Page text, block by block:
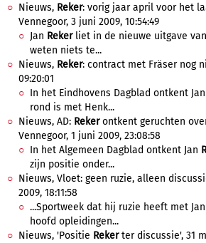
Nieuws, Reker: vorig jaar april voor het
Vennegoor, 3 juni 2009, 10:54:49
Jan Rekerliet in de nieuwe uitgave
weten niets te...
Nieuws, Reker: contract met Fräser nog
09:20:01
In het Eindhovens Dagblad ontkent Jan
rond is met Henk...
Nieuws, AD: Rekerontkent geruchten
Vennegoor, 1 juni 2009, 23:08:58
In het Algemeen Dagblad ontkent Jan
zijn positie onder...
Nieuws, Vloet: geen ruzie, alleen
2009, 18:11:58
...Sportweek dat hij ruzie heeft met Jan
hoofd opleidingen...
Nieuws, 'Positie Rekerter discussie', 31